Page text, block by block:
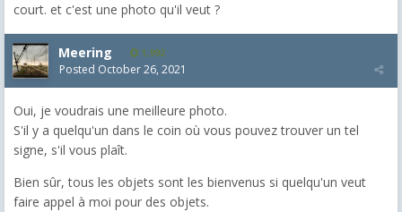
court. et c'est une photo qu'il veut ?
Meering 1,992
Posted October 26, 2021
Oui, je voudrais une meilleure photo.
S'il y a quelqu'un dans le coin où vous pouvez trouver un tel
signe, s'il vous plaît.
Bien sûr, tous les objets sont les bienvenus si quelqu'un veut
faire appel à moi pour des objets.